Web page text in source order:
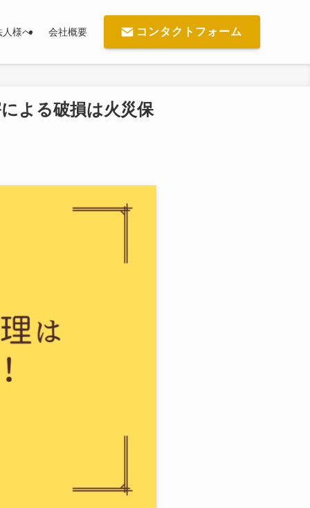
人様へ 会社概要 コンタクトフォーム
よる破損は火災保